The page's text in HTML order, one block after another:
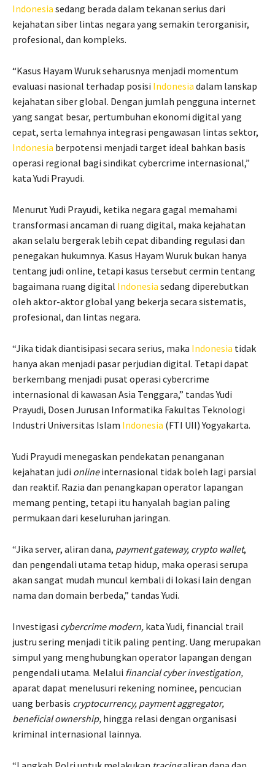
Indonesia sedang berada dalam tekanan serius dari
kejahatan siber lintas negara yang semakin terorganisir,
profesional, dan kompleks.
“Kasus Hayam Wuruk seharusnya menjadi momentum
evaluasi nasional terhadap posisi Indonesia dalam lanskap
kejahatan siber global. Dengan jumlah pengguna internet
yang sangat besar, pertumbuhan ekonomi digital yang
cepat, serta lemahnya integrasi pengawasan lintas sektor,
Indonesia berpotensi menjadi target ideal bahkan basis
operasi regional bagi sindikat cybercrime internasional,”
kata Yudi Prayudi.
Menurut Yudi Prayudi, ketika negara gagal memahami
transformasi ancaman di ruang digital, maka kejahatan
akan selalu bergerak lebih cepat dibanding regulasi dan
penegakan hukumnya. Kasus Hayam Wuruk bukan hanya
tentang judi online, tetapi kasus tersebut cermin tentang
bagaimana ruang digital Indonesia sedang diperebutkan
oleh aktor-aktor global yang bekerja secara sistematis,
profesional, dan lintas negara.
“Jika tidak diantisipasi secara serius, maka Indonesia tidak
hanya akan menjadi pasar perjudian digital. Tetapi dapat
berkembang menjadi pusat operasi cybercrime
internasional di kawasan Asia Tenggara,” tandas Yudi
Prayudi, Dosen Jurusan Informatika Fakultas Teknologi
Industri Universitas Islam Indonesia (FTI UII) Yogyakarta.
Yudi Prayudi menegaskan pendekatan penanganan
kejahatan judi onlineinternasional tidak boleh lagi parsial
dan reaktif. Razia dan penangkapan operator lapangan
memang penting, tetapi itu hanyalah bagian paling
permukaan dari keseluruhan jaringan.
“Jika server, aliran dana, payment gateway, crypto wallet,
dan pengendali utama tetap hidup, maka operasi serupa
akan sangat mudah muncul kembali di lokasi lain dengan
nama dan domain berbeda,” tandas Yudi.
Investigasi cybercrime modern, kata Yudi, financial trail
justru sering menjadi titik paling penting. Uang merupakan
simpul yang menghubungkan operator lapangan dengan
pengendali utama. Melalui financial cyber investigation,
aparat dapat menelusuri rekening nominee, pencucian
uang berbasis cryptocurrency, payment aggregator,
beneficial ownership, hingga relasi dengan organisasi
kriminal internasional lainnya.